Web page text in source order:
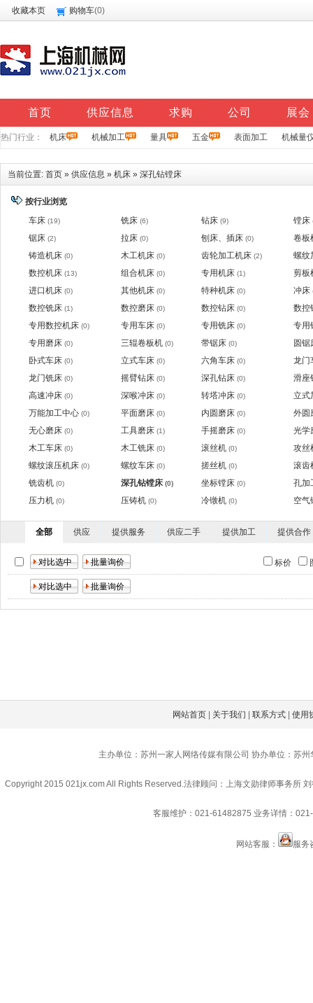
收藏本页 购物车(0)
首页 供应信息 求购 公司 展会
热门行业： 机床 机械加工 量具 五金 表面加工 机械量
当前位置: 首页 » 供应信息 » 机床 » 深孔钻镗床
按行业浏览
车床 (19) 铣床 (6) 钻床 (9) 镗床
锯床 (2) 拉床 (0) 刨床、插床 (0)
卷板
铸造机床 (0) 木工机床 (0) 齿轮加工机床 (2)
螺纹
数控机床 (13) 组合机床 (0) 专用机床 (1)
剪板
进口机床 (0) 其他机床 (0) 特种机床 (0) 冲床
数控铣床 (1) 数控磨床 (0) 数控钻床 (0)
数控
专用数控机床 (0) 专用车床 (0) 专用铣床 (0)
专用
专用磨床 (0) 三辊卷板机 (0) 带锯床 (0)
圆锯
卧式车床 (0) 立式车床 (0) 六角车床 (0)
龙门
龙门铣床 (0) 摇臂钻床 (0) 深孔钻床 (0)
滑座
高速冲床 (0) 深喉冲床 (0) 转塔冲床 (0)
立式
万能加工中心 (0) 平面磨床 (0) 内圆磨床 (0)
外圆
无心磨床 (0) 工具磨床 (1) 手摇磨床 (0)
光学
木工车床 (0) 木工铣床 (0) 滚丝机 (0)
攻丝
螺纹滚压机床 (0) 螺纹车床 (0) 搓丝机 (0)
滚齿
铣齿机 (0) 深孔钻镗床 (0) 坐标镗床 (0)
孔加
压力机 (0) 压铸机 (0) 冷镦机 (0) 空气
全部 供应 提供服务 供应二手 提供加工 提供合作
标价
网站首页 关于我们 |联系方式 |使用
主办单位：苏州一家人网络传媒有限公司 协办单位：苏
Copyright 2015 021jx.com All Rights Reserved.法律顾问：上海文勋律师事务所
客服维护：021-61482875 业务详情：
网站客服： 服务